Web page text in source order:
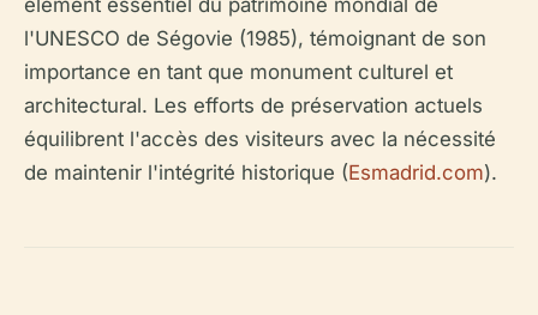
élément essentiel du patrimoine mondial de
l'UNESCO de Ségovie (1985), témoignant de son
importance en tant que monument culturel et
architectural. Les efforts de préservation actuels
équilibrent l'accès des visiteurs avec la nécessité
de maintenir l'intégrité historique (Esmadrid.com).